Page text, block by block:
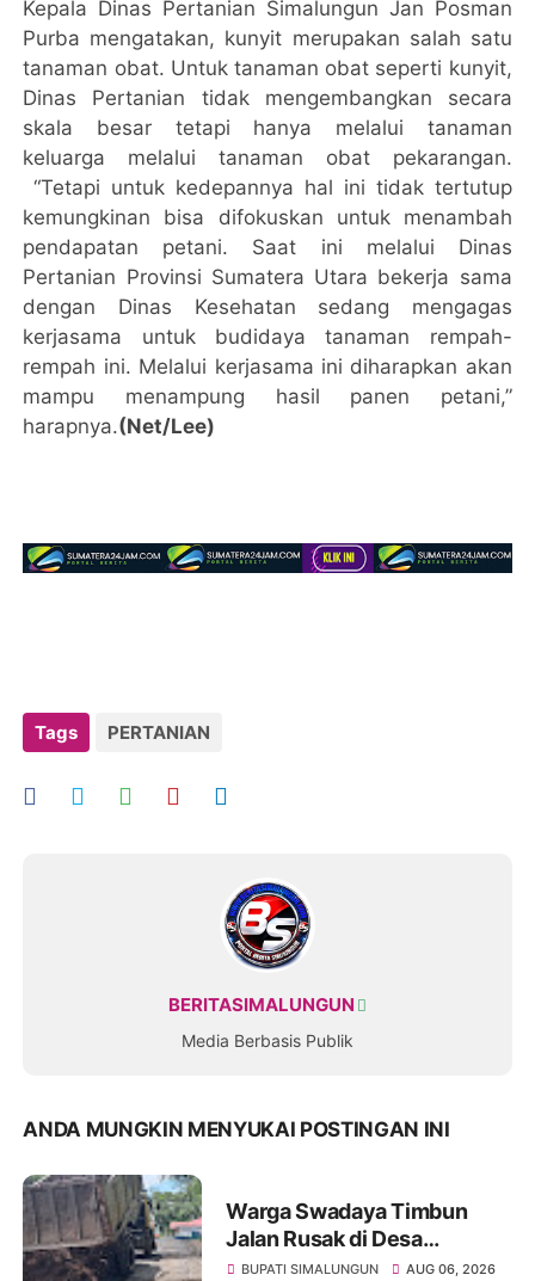
Kepala Dinas Pertanian Simalungun Jan Posman
Purba mengatakan, kunyit merupakan salah satu
tanaman obat. Untuk tanaman obat seperti kunyit,
Dinas Pertanian tidak mengembangkan secara
skala besar tetapi hanya melalui tanaman
keluarga melalui tanaman obat pekarangan.
“Tetapi untuk kedepannya hal ini tidak tertutup
kemungkinan bisa difokuskan untuk menambah
pendapatan petani. Saat ini melalui Dinas
Pertanian Provinsi Sumatera Utara bekerja sama
dengan Dinas Kesehatan sedang mengagas
kerjasama untuk budidaya tanaman rempah-
rempah ini. Melalui kerjasama ini diharapkan akan
mampu menampung hasil panen petani,”
harapnya.(Net/Lee)
Tags PERTANIAN
BERITASIMALUNGUN
Media Berbasis Publik
ANDA MUNGKIN MENYUKAI POSTINGAN INI
Warga Swadaya Timbun
Jalan Rusak di Desa
Sibangun Mariah, Harapkan
BUPATI SIMALUNGUN AUG 06, 2026